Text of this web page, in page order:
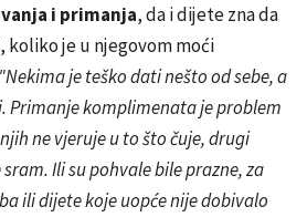
i primanja, da i dijete zna da
koliko je u njegovom moći
"Nekima je teško dati nešto od sebe, a
Primanje komplimenata je problem
ne vjeruje u to što čuje, drugi
Ili su pohvale bile prazne, za
ili dijete koje uopće nije dobivalo